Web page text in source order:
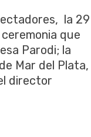
la 29
que
Parodi; la
Mar del Plata,
director